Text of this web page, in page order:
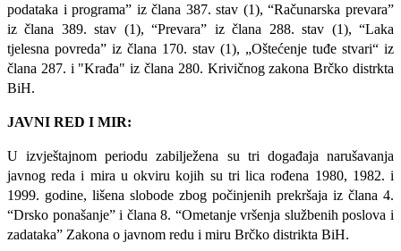
podataka i programa” iz člana 387. stav (1), “Računarska prevara”
iz člana 389. stav (1), “Prevara” iz člana 288. stav (1), “Laka
tjelesna povreda” iz člana 170. stav (1), „Oštećenje tuđe stvari“ iz
člana 287. i "Krađa" iz člana 280. Krivičnog zakona Brčko distrkta
BiH.
JAVNI RED I MIR:
U izvještajnom periodu zabilježena su tri događaja narušavanja
javnog reda i mira u okviru kojih su tri lica rođena 1980, 1982. i
1999. godine, lišena slobode zbog počinjenih prekršaja iz člana 4.
“Drsko ponašanje” i člana 8. “Ometanje vršenja službenih poslova i
zadataka” Zakona o javnom redu i miru Brčko distrikta BiH.